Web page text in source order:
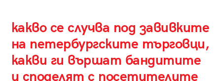
какво се случва под завивките
на петербургските търговци,
какви ги вършат бандитите
и споделят с посетителите